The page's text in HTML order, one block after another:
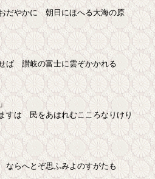
だやかに　朝日にほへる大海の原
ば　讃岐の富士に雲ぞかかれる
すは　民をあはれむこころなりけり
ならへとぞ思ふみよのすがたも